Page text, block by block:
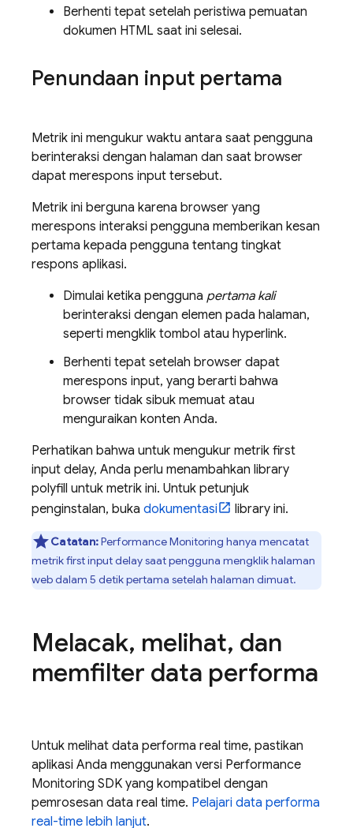
Berhenti tepat setelah peristiwa pemuatan
dokumen HTML saat ini selesai.
Penundaan input pertama
Metrik ini mengukur waktu antara saat pengguna
berinteraksi dengan halaman dan saat browser
dapat merespons input tersebut.
Metrik ini berguna karena browser yang
merespons interaksi pengguna memberikan kesan
pertama kepada pengguna tentang tingkat
respons aplikasi.
Dimulai ketika pengguna pertama kali
berinteraksi dengan elemen pada halaman,
seperti mengklik tombol atau hyperlink.
Berhenti tepat setelah browser dapat
merespons input, yang berarti bahwa
browser tidak sibuk memuat atau
menguraikan konten Anda.
Perhatikan bahwa untuk mengukur metrik first
input delay, Anda perlu menambahkan library
polyfill untuk metrik ini. Untuk petunjuk
penginstalan, buka dokumentasi library ini.
Catatan:Performance Monitoring hanya mencatat
metrik first input delay saat pengguna mengklik halaman
web dalam 5 detik pertama setelah halaman dimuat.
Melacak, melihat, dan
memfilter data performa
Untuk melihat data performa real time, pastikan
aplikasi Anda menggunakan versi Performance
Monitoring SDK yang kompatibel dengan
pemrosesan data real time. Pelajari data performa
real-time lebih lanjut.